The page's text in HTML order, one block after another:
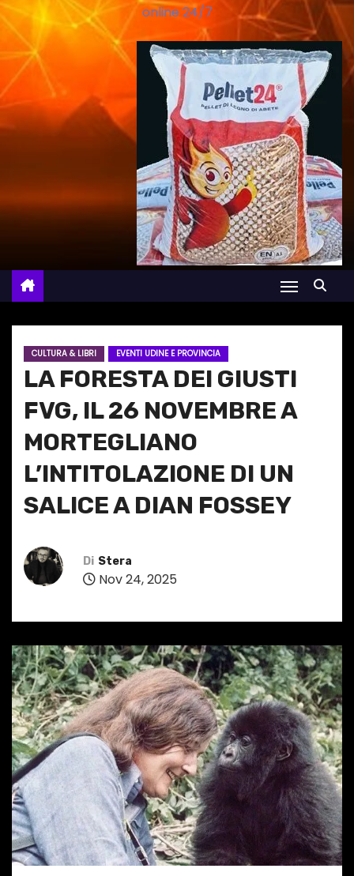
online 24/7
CULTURA & LIBRI EVENTI UDINE E PROVINCIA
LA FORESTA DEI GIUSTI
FVG, IL 26 NOVEMBRE A
MORTEGLIANO
L’INTITOLAZIONE DI UN
SALICE A DIAN FOSSEY
Di Stera
Nov 24, 2025